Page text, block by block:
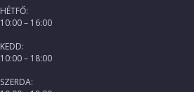
HÉTFŐ:
10:00 – 16:00
KEDD:
10:00 – 18:00
SZERDA: